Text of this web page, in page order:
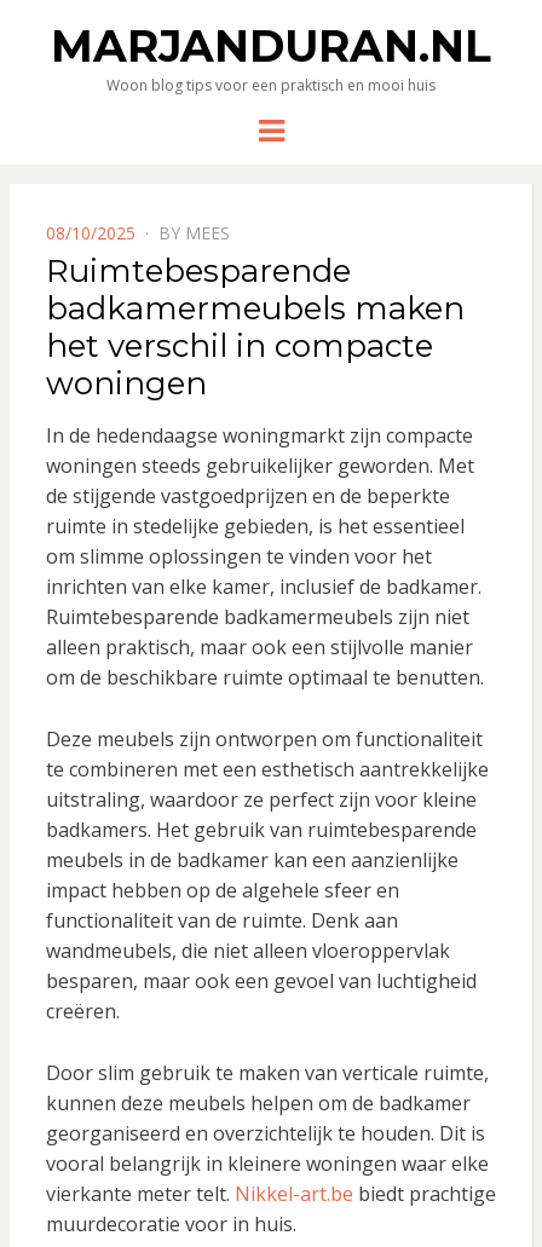
MARJANDURAN.NL
Woon blog tips voor een praktisch en mooi huis
Menu
POSTED
ON
08/10/2025 BY MEES
Ruimtebesparende
badkamermeubels maken
het verschil in compacte
woningen
In de hedendaagse woningmarkt zijn compacte
woningen steeds gebruikelijker geworden. Met
de stijgende vastgoedprijzen en de beperkte
ruimte in stedelijke gebieden, is het essentieel
om slimme oplossingen te vinden voor het
inrichten van elke kamer, inclusief de badkamer.
Ruimtebesparende badkamermeubels zijn niet
alleen praktisch, maar ook een stijlvolle manier
om de beschikbare ruimte optimaal te benutten.
Deze meubels zijn ontworpen om functionaliteit
te combineren met een esthetisch aantrekkelijke
uitstraling, waardoor ze perfect zijn voor kleine
badkamers. Het gebruik van ruimtebesparende
meubels in de badkamer kan een aanzienlijke
impact hebben op de algehele sfeer en
functionaliteit van de ruimte. Denk aan
wandmeubels, die niet alleen vloeroppervlak
besparen, maar ook een gevoel van luchtigheid
creëren.
Door slim gebruik te maken van verticale ruimte,
kunnen deze meubels helpen om de badkamer
georganiseerd en overzichtelijk te houden. Dit is
vooral belangrijk in kleinere woningen waar elke
vierkante meter telt. Nikkel-art.be biedt prachtige
muurdecoratie voor in huis.